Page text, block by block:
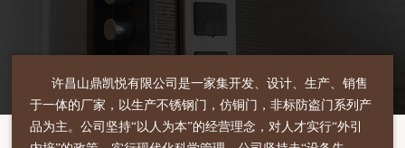
许昌山鼎凯悦有限公司是一家集开发、设计、生产、销售
于一体的厂家，以生产不锈钢门，仿铜门，非标防盗门系列产
品为主。公司坚持“以人为本”的经营理念，对人才实行“外引